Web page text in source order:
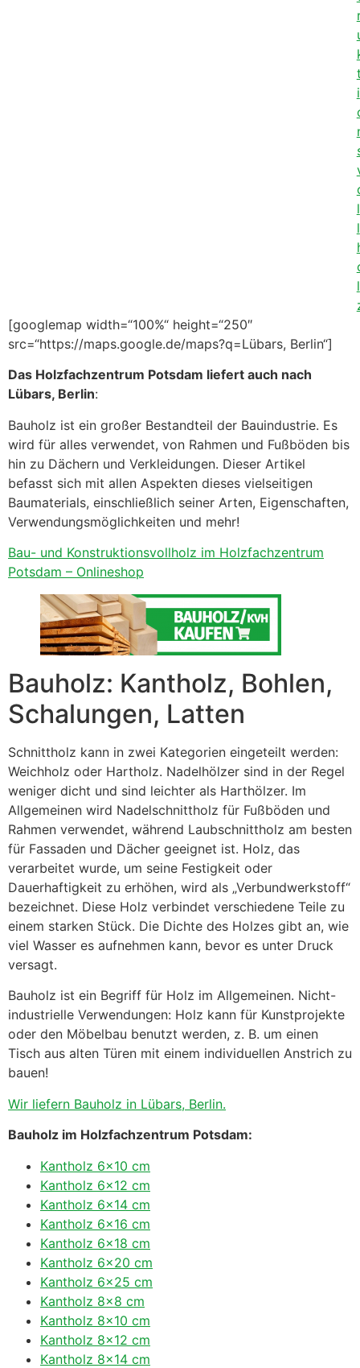
i
l
l
l
[googlemap width=“100%“ height=“250″
src=“https://maps.google.de/maps?q=Lübars, Berlin“]
Das Holzfachzentrum Potsdam liefert auch nach
Lübars, Berlin:
Bauholz ist ein großer Bestandteil der Bauindustrie. Es
wird für alles verwendet, von Rahmen und Fußböden bis
hin zu Dächern und Verkleidungen. Dieser Artikel
befasst sich mit allen Aspekten dieses vielseitigen
Baumaterials, einschließlich seiner Arten, Eigenschaften,
Verwendungsmöglichkeiten und mehr!
Bau- und Konstruktionsvollholz im Holzfachzentrum
Potsdam – Onlineshop
Bauholz: Kantholz, Bohlen,
Schalungen, Latten
Schnittholz kann in zwei Kategorien eingeteilt werden:
Weichholz oder Hartholz. Nadelhölzer sind in der Regel
weniger dicht und sind leichter als Harthölzer. Im
Allgemeinen wird Nadelschnittholz für Fußböden und
Rahmen verwendet, während Laubschnittholz am besten
für Fassaden und Dächer geeignet ist. Holz, das
verarbeitet wurde, um seine Festigkeit oder
Dauerhaftigkeit zu erhöhen, wird als „Verbundwerkstoff“
bezeichnet. Diese Holz verbindet verschiedene Teile zu
einem starken Stück. Die Dichte des Holzes gibt an, wie
viel Wasser es aufnehmen kann, bevor es unter Druck
versagt.
Bauholz ist ein Begriff für Holz im Allgemeinen. Nicht-
industrielle Verwendungen: Holz kann für Kunstprojekte
oder den Möbelbau benutzt werden, z. B. um einen
Tisch aus alten Türen mit einem individuellen Anstrich zu
bauen!
Wir liefern Bauholz in Lübars, Berlin.
Bauholz im Holzfachzentrum Potsdam:
Kantholz 6×10 cm
Kantholz 6×12 cm
Kantholz 6×14 cm
Kantholz 6×16 cm
Kantholz 6×18 cm
Kantholz 6×20 cm
Kantholz 6×25 cm
Kantholz 8×8 cm
Kantholz 8×10 cm
Kantholz 8×12 cm
Kantholz 8×14 cm